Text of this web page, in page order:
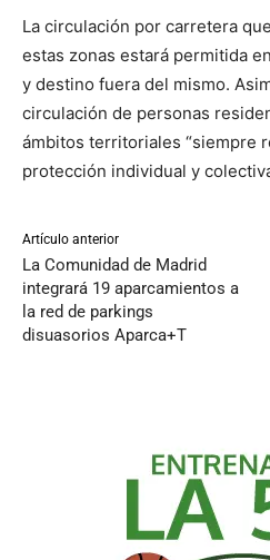
La circulación por carretera
estas zonas estará permitida
y destino fuera del mismo.
circulación de personas
ámbitos territoriales “siempre
protección individual y
Artículo anterior
La Comunidad de Madrid
integrará 19 aparcamientos a
la red de parkings
disuasorios Aparca+T